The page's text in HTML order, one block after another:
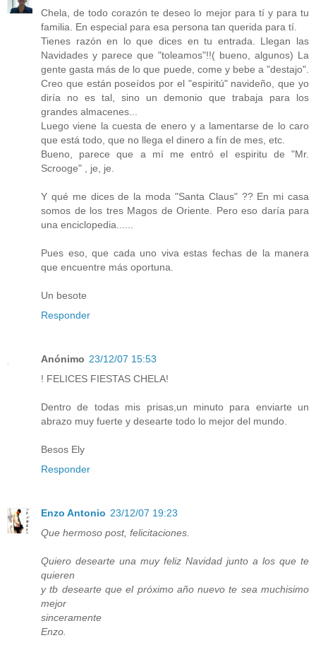
Chela, de todo corazón te deseo lo mejor para tí y para tu
familia. En especial para esa persona tan querida para tí.
Tienes razón en lo que dices en tu entrada. Llegan las
Navidades y parece que "toleamos"!!( bueno, algunos) La
gente gasta más de lo que puede, come y bebe a "destajo".
Creo que están poseídos por el "espiritú" navideño, que yo
diría no es tal, sino un demonio que trabaja para los
grandes almacenes...
Luego viene la cuesta de enero y a lamentarse de lo caro
que está todo, que no llega el dinero a fín de mes, etc.
Bueno, parece que a mí me entró el espiritu de "Mr.
Scrooge" , je, je.
Y qué me dices de la moda "Santa Claus" ?? En mi casa
somos de los tres Magos de Oriente. Pero eso daría para
una enciclopedia......
Pues eso, que cada uno viva estas fechas de la manera
que encuentre más oportuna.
Un besote
Responder
Anónimo 23/12/07 15:53
! FELICES FIESTAS CHELA!
Dentro de todas mis prisas,un minuto para enviarte un
abrazo muy fuerte y desearte todo lo mejor del mundo.
Besos Ely
Responder
Enzo Antonio 23/12/07 19:23
Que hermoso post, felicitaciones.
Quiero desearte una muy feliz Navidad junto a los que te
quieren
y tb desearte que el próximo año nuevo te sea muchisimo
mejor
sinceramente
Enzo.